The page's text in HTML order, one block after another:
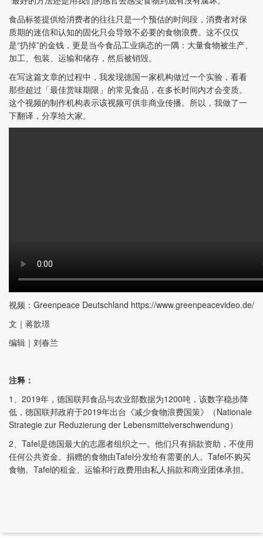
食品标签提供给消费者的往往只是一个预估的时间段，消费者对保
质期的迷信和认知的固化只会导致不必要的食物浪费。这不仅仅
是“扔掉”的金钱，更是当今食品工业病态的一隅：大量食物被生产、
加工、包装、运输和储存，然后被销毁。
在写这篇文章的过程中，我发现德国一家机构做过一个实验，看看
那些超过「最佳赏味期限」的常见食品，在多长时间内才会变质。
这个视频的制作机构表示该视频可供非商业传播。所以，我做了一
下翻译，分享给大家。
视频：Greenpeace Deutschland https://www.greenpeacevideo.de/
文｜蒋歆璟
编辑｜刘春兰
注释：
1、2019年，德国联邦食品与农业部数据为1200吨，该数字稳步降
低，德国联邦政府于2019年出台《减少食物浪费国策》（Nationale
Strategie zur Reduzierung der Lebensmittelverschwendung）
2、Tafel是德国最大的志愿者组织之一。他们只有捐款资助，不使用
任何公共资金。捐赠的食物由Tafel分发给有需要的人。Tafel不购买
食物。Tafel的租金、运输和行政费用由私人捐款和商业团体承担。